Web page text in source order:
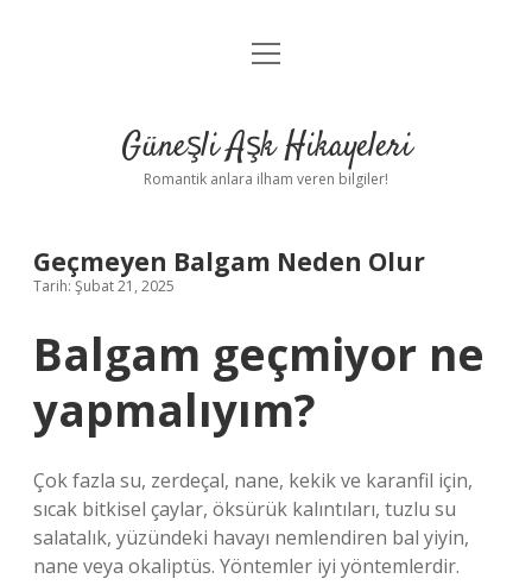
Anasayfa
Yasal Uyarı
menüyü
Güneşli Aşk Hikayeleri
Romantik anlara ilham veren bilgiler!
Geçmeyen Balgam Neden Olur
Tarih: Şubat 21, 2025
Balgam geçmiyor ne
yapmalıyım?
Çok fazla su, zerdeçal, nane, kekik ve karanfil için,
sıcak bitkisel çaylar, öksürük kalıntıları, tuzlu su
salatalık, yüzündeki havayı nemlendiren bal yiyin,
nane veya okaliptüs. Yöntemler iyi yöntemlerdir.